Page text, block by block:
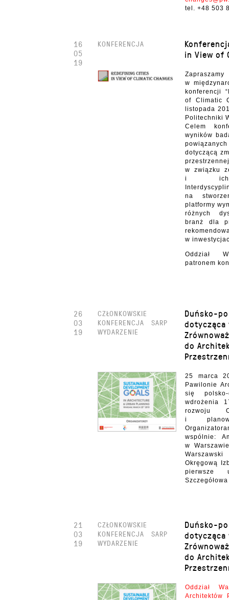
tel. +48 503
in View of
KONFERENCJA
w
konferencji
of Climatic
listopada
Politechniki
Celem
wyników
dotyczącą
w związku
i ich
na
platformy
różnych
branż dla
w
Oddział
patronem
16
05
19
Duńsko-
dotycząca
do
CZŁONKOWSKIE
KONFERENCJA
SARP
WYDARZENIE
25 marca
Pawilonie
się
wdrożenia
rozwoju
i
wspólnie:
w
Okręgową
pierwsze
26
03
19
Duńsko-
dotycząca
do
CZŁONKOWSKIE
KONFERENCJA
SARP
WYDARZENIE
Oddział
Architektów
21
03
19